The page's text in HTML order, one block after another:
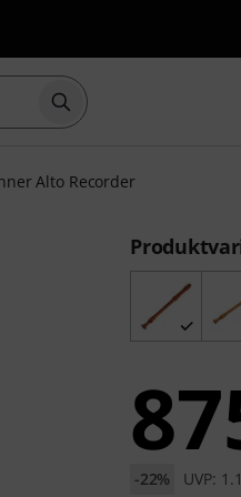
Suche mit Suchwort
Alto Recorder
-22%
UVP: